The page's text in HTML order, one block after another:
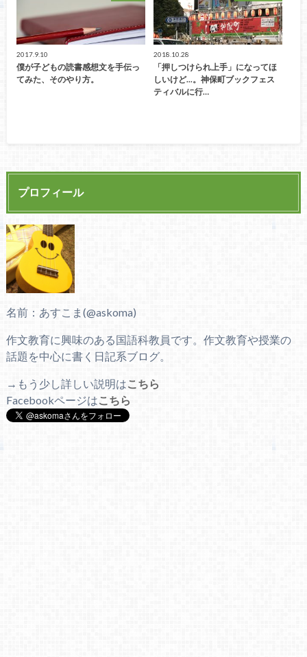
2017.9.10
僕が子どもの読書感想文を手伝っ
てみた、そのやり方。
2018.10.28
「押しつけられ上手」になってほ
しいけど...。神保町ブックフェス
ティバルに行…
プロフィール
名前：あすこま(@askoma)
作文教育に興味のある国語科教員です。作文教育や授業の
話題を中心に書く日記系ブログ。
→もう少し詳しい説明はこちら
Facebookページはこちら